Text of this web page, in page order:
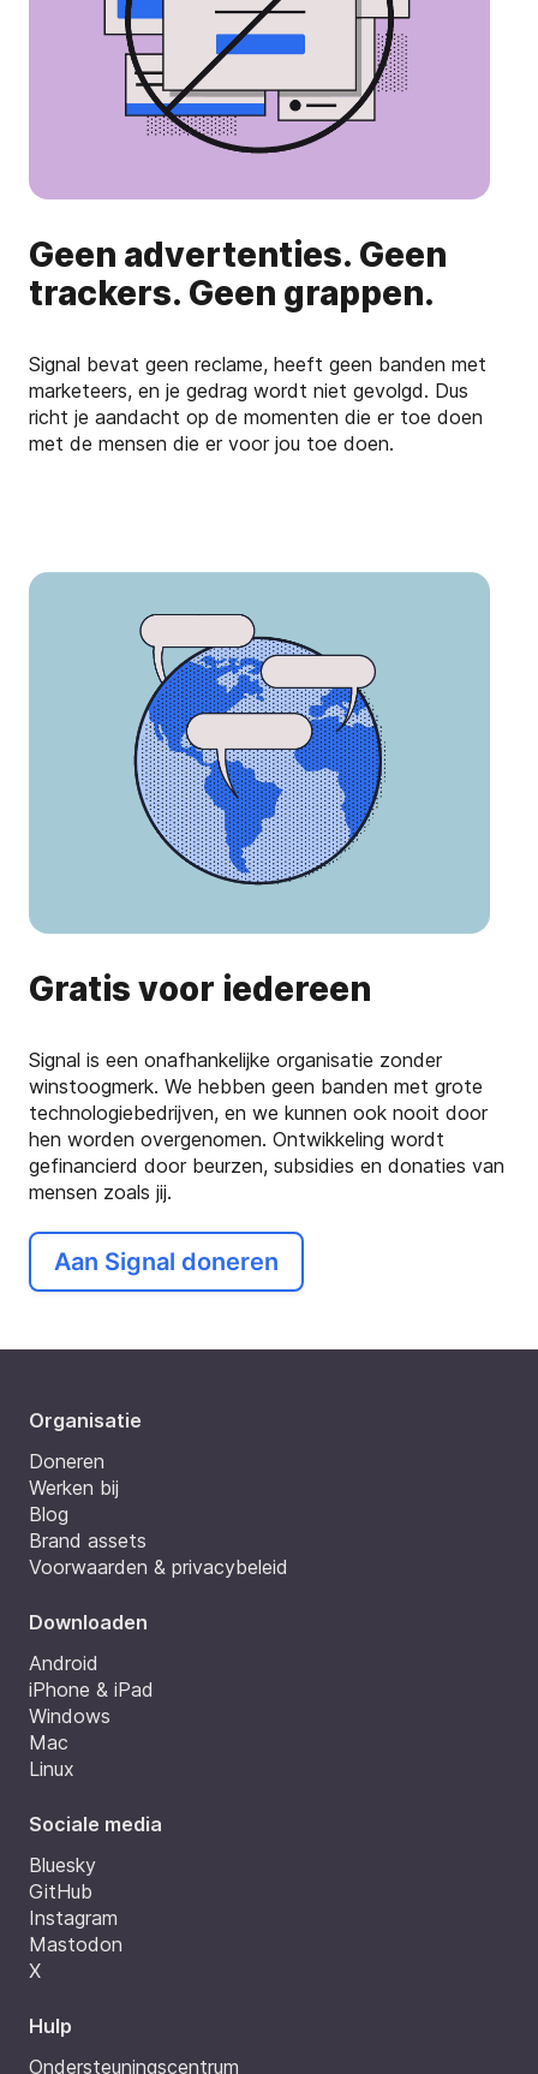
Geen advertenties. Geen
trackers. Geen grappen.
Signal bevat geen reclame, heeft geen banden met
marketeers, en je gedrag wordt niet gevolgd. Dus
richt je aandacht op de momenten die er toe doen
met de mensen die er voor jou toe doen.
Gratis voor iedereen
Signal is een onafhankelijke organisatie zonder
winstoogmerk. We hebben geen banden met grote
technologiebedrijven, en we kunnen ook nooit door
hen worden overgenomen. Ontwikkeling wordt
gefinancierd door beurzen, subsidies en donaties van
mensen zoals jij.
Aan Signal doneren
Organisatie
Doneren
Werken bij
Blog
Brand assets
Voorwaarden & privacybeleid
Downloaden
Android
iPhone & iPad
Windows
Mac
Linux
Sociale media
Bluesky
GitHub
Instagram
Mastodon
X
Hulp
Ondersteuningscentrum